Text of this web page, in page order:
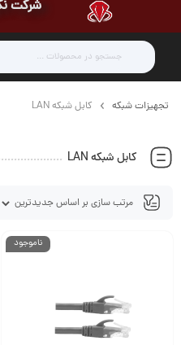
شرکت
تجهیزات شبکه کابل شبکه LAN
کابل شبکه LAN
ناموجود